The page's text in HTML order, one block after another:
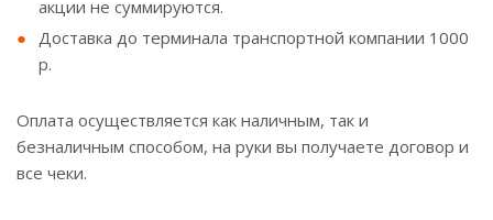
акции не суммируются.
Доставка до терминала транспортной компании 1000
р.
Оплата осуществляется как наличным, так и
безналичным способом, на руки вы получаете договор и
все чеки.